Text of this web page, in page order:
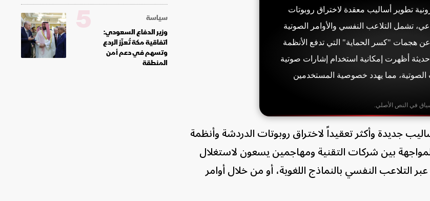
تطوير أساليب معقدة لاختراق روبوتات
تشمل التلاعب النفسي والأوامر الصوتية
الخفية. كشف تقرير The Verge عن هجمات "كسر الحماية" التي تدفع الأنظمة
أظهرت إمكانية استخدام إشارات صوتية
مما يهدد خصوصية المستخدمين
في النص الأصلي.
جديدة وأكثر تعقيداً لاختراق روبوتات الدردشة وأنظمة
بين شركات التقنية ومهاجمين يسعون لاستغلال
التلاعب النفسي بالنماذج اللغوية، أو من خلال أوامر
سياسة
وزير الدفاع السعودي:
اتفاقية مكة تُعزّز الردع
وتسهم في دعم أمن
المنطقة
5